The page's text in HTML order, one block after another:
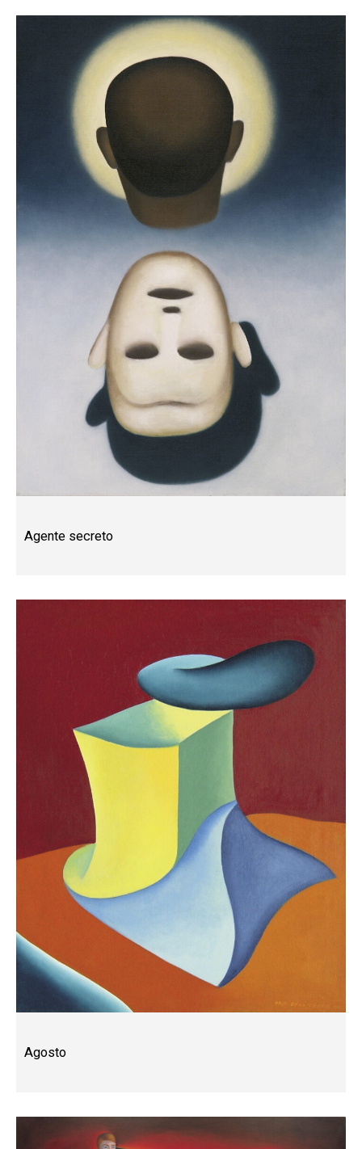
Agente secreto
Agosto